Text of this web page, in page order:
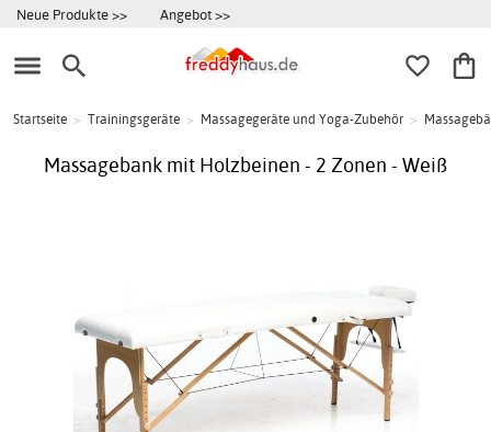
Neue Produkte >> Angebot >>
Startseite > Trainingsgeräte > Massagegeräte und Yoga-Zubehör >
Massagebank mit Holzbeinen - 2 Zonen - Weiß